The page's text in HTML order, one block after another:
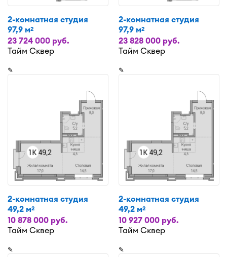
2-комнатная студия
97,9 м2
23 724 000 руб.
Тайм Сквер
2-комнатная студия
97,9 м2
23 828 000 руб.
Тайм Сквер
✎
2-комнатная студия
49,2 м2
10 878 000 руб.
Тайм Сквер
✎
2-комнатная студия
49,2 м2
10 927 000 руб.
Тайм Сквер
✎ ✎